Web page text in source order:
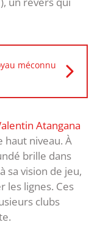
méconnu
Atangana
haut niveau. À
brille dans
sa vision de jeu,
les lignes. Ces
clubs